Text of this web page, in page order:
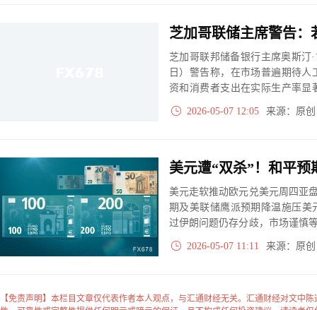
芝加哥联邦储备银行主席奥斯汀·
日）警告称，在市场普遍期待
资和消费者支出在实际生产率显
过热，美联储届时可能需要提高
2026-05-07 12:05 来源：原
美元走软推动欧元兑美元周四亚
期及美联储鹰派预期降温施压美
过伊朗问题仍存分歧，市场谨慎
阻力，突破方能打开上行空间。
2026-05-07 11:11 来源：原
【免责声明】本栏目文章仅代表作者本人观点，与汇通财经无关。汇通财经对文中